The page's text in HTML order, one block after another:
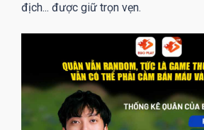
địch... được giữ trọn vẹn.